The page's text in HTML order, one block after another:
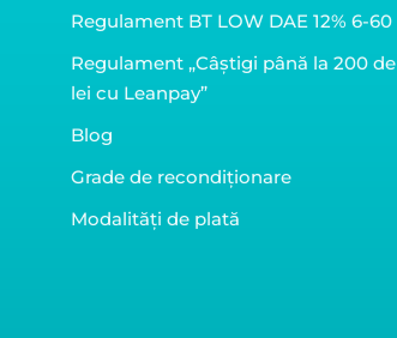
Regulament BT LOW DAE 12% 6-60
Regulament „Câștigi până la 200 de
lei cu Leanpay”
Blog
Grade de recondiționare
Modalități de plată